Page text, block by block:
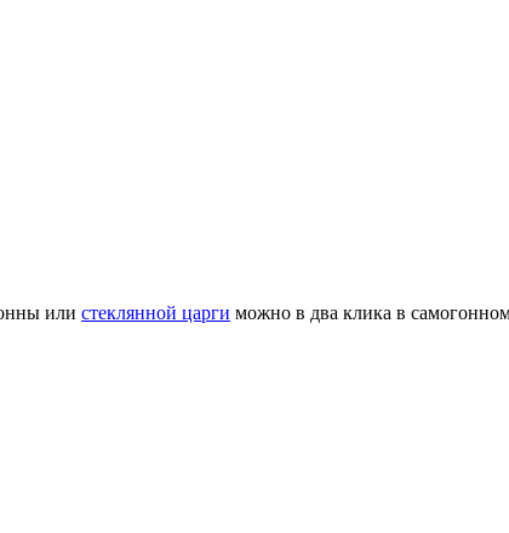
или стеклянной царги можно в два клика в